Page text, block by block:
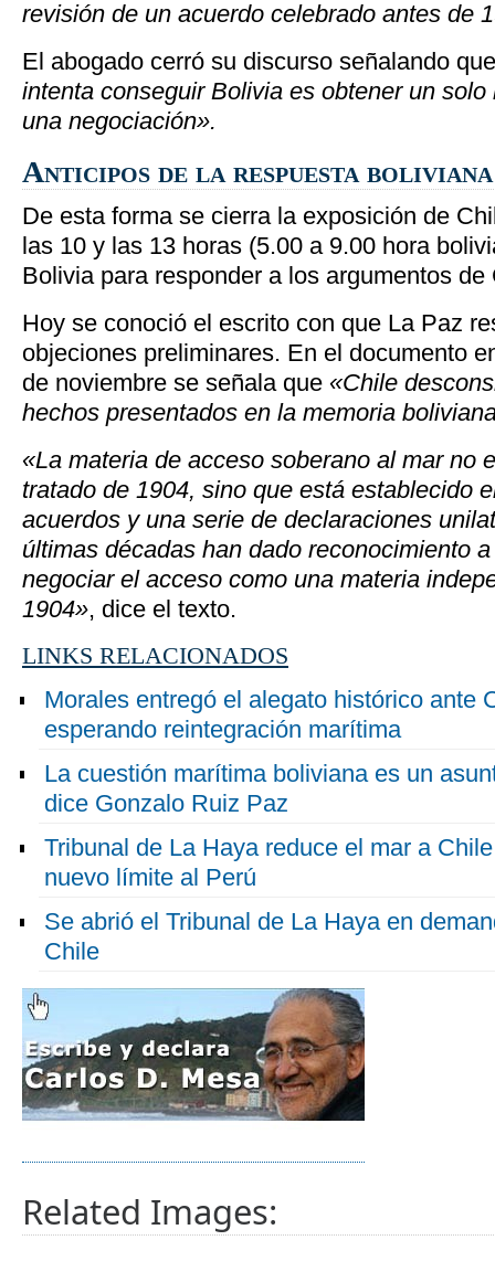
revisión de un acuerdo celebrado antes de
El abogado cerró su discurso señalando
intenta conseguir Bolivia es obtener un
una negociación».
Anticipos de la respuesta boliviana
De esta forma se cierra la exposición de
las 10 y las 13 horas (5.00 a 9.00 hora
Bolivia para responder a los argumentos de
Hoy se conoció el escrito con que La Paz
objeciones preliminares. En el documento
de noviembre se señala que «Chile
hechos presentados en la memoria
«La materia de acceso soberano al mar no
tratado de 1904, sino que está establecido
acuerdos y una serie de declaraciones
últimas décadas han dado reconocimiento
negociar el acceso como una materia
1904», dice el texto.
LINKS RELACIONADOS
Morales entregó el alegato histórico ante
esperando reintegración marítima
La cuestión marítima boliviana es un
dice Gonzalo Ruiz Paz
Tribunal de La Haya reduce el mar a
nuevo límite al Perú
Se abrió el Tribunal de La Haya en
Chile
Related Images: